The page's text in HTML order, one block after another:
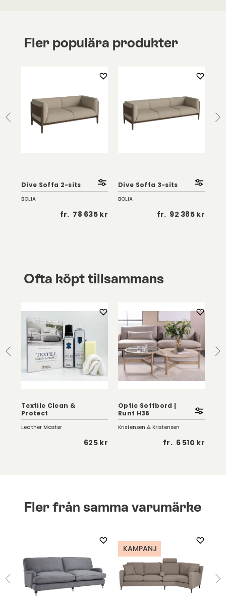
Fler populära produkter
Dive Soffa 2-sits
BOLIA
fr. 78 635 kr
Dive Soffa 3-sits
BOLIA
fr. 92 385 kr
Ofta köpt tillsammans
Textile Clean &
Protect
Leather Master
625 kr
Optic Soffbord |
Runt H36
Kristensen & Kristensen
fr. 6 510 kr
Fler från samma varumärke
KAMPANJ